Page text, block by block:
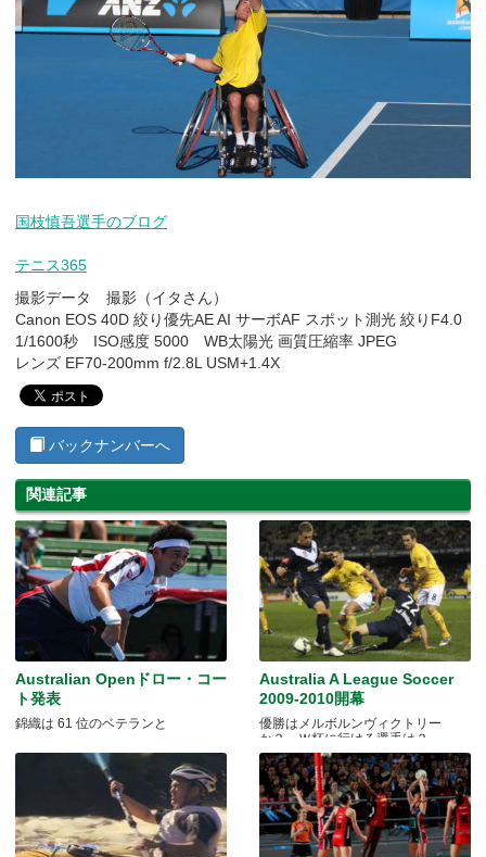
国枝慎吾選手のブログ
テニス365
撮影データ 撮影（イタさん）
Canon EOS 40D 絞り優先AE AI サーボAF スポット測光 絞りF4.0
1/1600秒 ISO感度 5000 WB太陽光 画質圧縮率 JPEG
レンズ EF70-200mm f/2.8L USM+1.4X
バックナンバーへ
関連記事
Australian Openドロー・コー
ト発表
錦織は 61 位のベテランと
Australia A League Soccer
2009-2010開幕
優勝はメルボルンヴィクトリー
か？ Ｗ杯に行ける選手は？